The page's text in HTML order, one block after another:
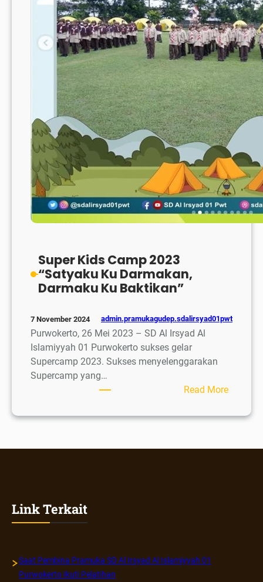
Super Kids Camp 2023
“Satyaku Ku Darmakan,
Darmaku Ku Baktikan”
7 November 2024 admin.pramukagudep.sdalirsyad01pwt
Purwokerto, 26 Mei 2023 – SD Al Irsyad Al
Islamiyyah 01 Purwokerto sukses gelar
Supercamp 2023. Sukses menyelenggarakan
Supercamp yang…
Read More:
Kids
Link Terkait
Saat Pembina Pramuka SD Al Irsyad Al Islamiyyah 01
Purwokerto Ikuti Pelatihan